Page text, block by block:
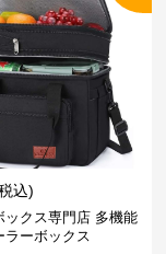
込)
ックス専門店 多機能
ラーボックス